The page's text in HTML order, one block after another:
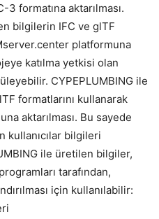
formatına aktarılması.
bilgilerin IFC ve glTF
platformuna
katılma yetkisi olan
CYPEPLUMBING ile
formatlarını kullanarak
aktarılması. Bu sayede
kullanıcılar bilgileri
ile üretilen bilgiler,
tarafından,
için kullanılabilir: